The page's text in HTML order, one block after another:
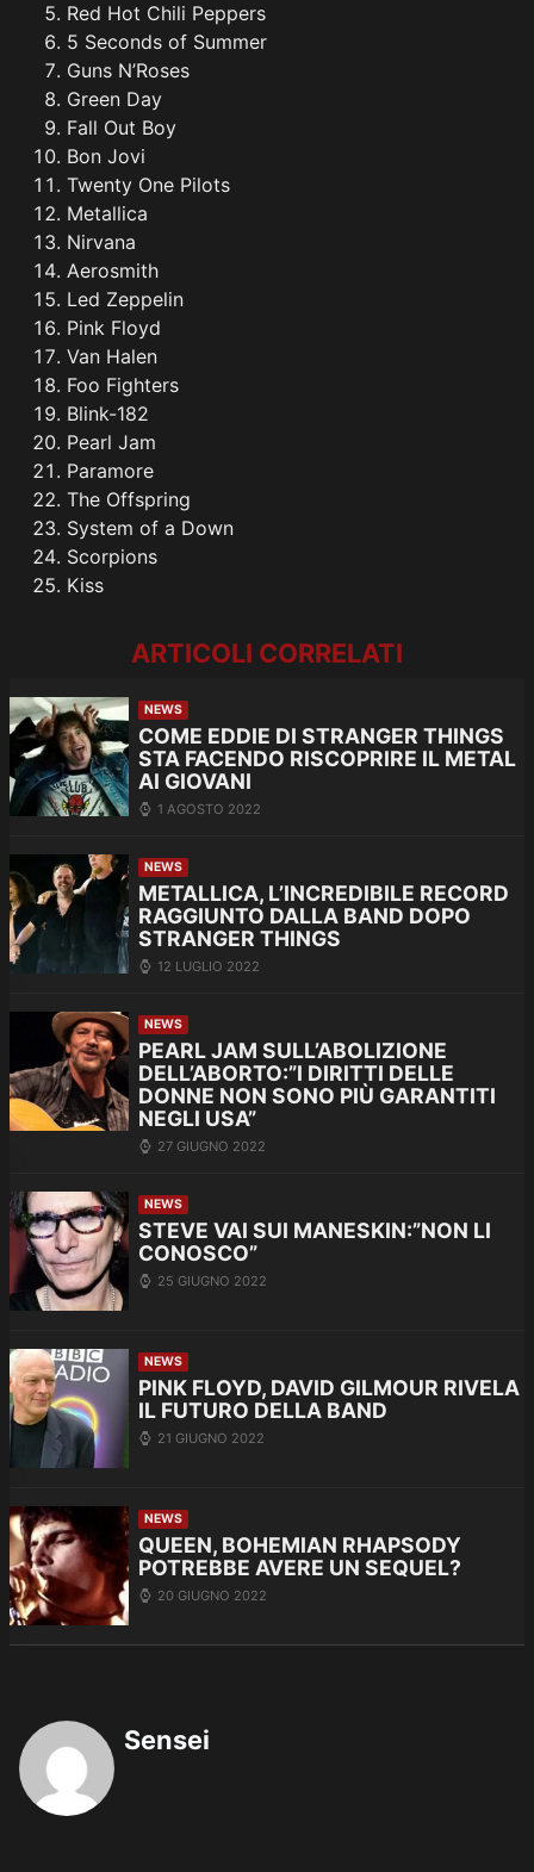
Red Hot Chili Peppers
5 Seconds of Summer
Guns N’Roses
Green Day
Fall Out Boy
Bon Jovi
Twenty One Pilots
Metallica
Nirvana
Aerosmith
Led Zeppelin
Pink Floyd
Van Halen
Foo Fighters
Blink-182
Pearl Jam
Paramore
The Offspring
System of a Down
Scorpions
Kiss
ARTICOLI CORRELATI
NEWS
COME EDDIE DI STRANGER THINGS
STA FACENDO RISCOPRIRE IL METAL
AI GIOVANI
1 AGOSTO 2022
NEWS
METALLICA, L’INCREDIBILE RECORD
RAGGIUNTO DALLA BAND DOPO
STRANGER THINGS
12 LUGLIO 2022
NEWS
PEARL JAM SULL’ABOLIZIONE
DELL’ABORTO:”I DIRITTI DELLE
DONNE NON SONO PIÙ GARANTITI
NEGLI USA”
27 GIUGNO 2022
NEWS
STEVE VAI SUI MANESKIN:”NON LI
CONOSCO”
25 GIUGNO 2022
NEWS
PINK FLOYD, DAVID GILMOUR RIVELA
IL FUTURO DELLA BAND
21 GIUGNO 2022
NEWS
QUEEN, BOHEMIAN RHAPSODY
POTREBBE AVERE UN SEQUEL?
20 GIUGNO 2022
Sensei